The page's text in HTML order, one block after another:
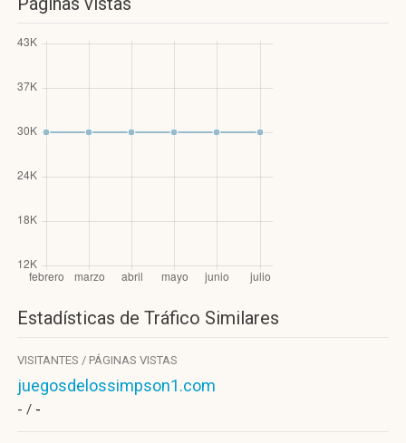
Estadísticas de Tráfico Similares
VISITANTES / PÁGINAS VISTAS
juegosdelossimpson1.com
- / -